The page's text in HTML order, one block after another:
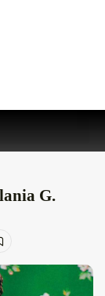
G.